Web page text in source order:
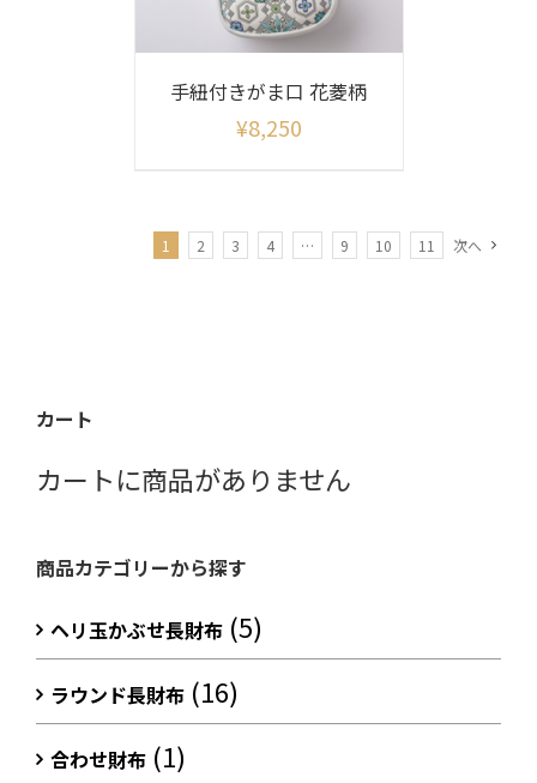
手紐付きがま口 花菱柄
¥8,250
1 2 3 4 … 9 10 11 次へ
カート
カートに商品がありません
商品カテゴリーから探す
ヘリ玉かぶせ長財布 (5)
ラウンド長財布 (16)
合わせ財布 (1)